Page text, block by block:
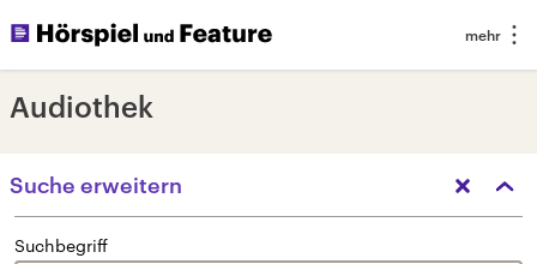
Audiothek
Suche erweitern
Suchbegriff